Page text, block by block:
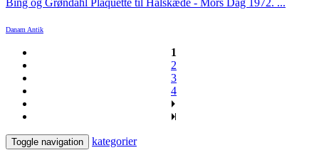
Bing og Grøndahl Plaquette til Halskæde - Mors Dag 1972. ...
Danam Antik
1
2
3
4
Toggle navigation kategorier